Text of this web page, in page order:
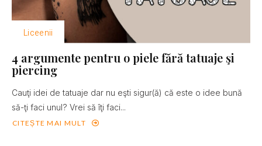
Liceenii
4 argumente pentru o piele fără tatuaje şi
piercing
Cauţi idei de tatuaje dar nu eşti sigur(ă) că este o idee bună
să-ţi faci unul? Vrei să îţi faci...
CITEȘTE MAI MULT